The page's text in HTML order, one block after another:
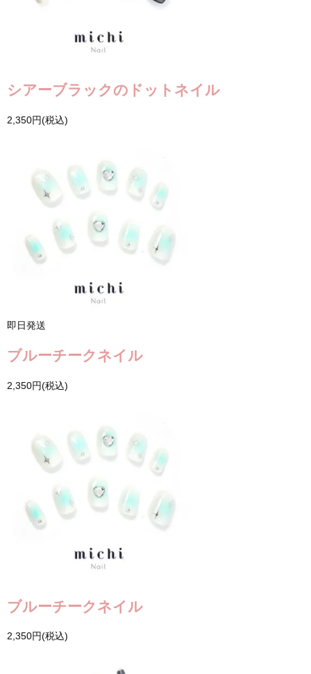
シアーブラックのドットネイル
2,350円(税込)
即日発送
ブルーチークネイル
2,350円(税込)
ブルーチークネイル
2,350円(税込)